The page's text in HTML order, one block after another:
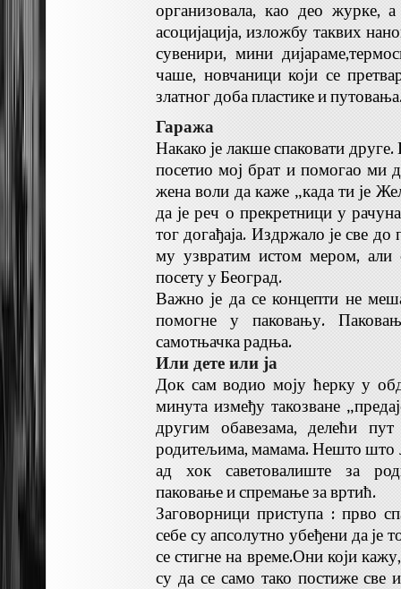
организовала, као део журке,
асоцијација, изложбу таквих
сувенири, мини
чаше, новчаници који се
златног доба пластике и
Гаража
Накако је лакше спаковати
посетио мој брат и помогао ми
жена воли да каже „када ти је
да је реч о прекретници у
тог догађаја. Издржало је све
му узвратим истом мером,
посету у Београд.
Важно је да се концепти не
помогне у паковању.
самотњачка радња.
Или дете или ја
Док сам водио моју ћерку у
минута између такозване
другим обавезама, делећи
родитељима, мамама. Нешто што
ад хок саветовалиште за
паковање и спремање за вртић.
Заговорници приступа : прво
себе су апсолутно убеђени да је
се стигне на време.Они који
су да се само тако постиже све